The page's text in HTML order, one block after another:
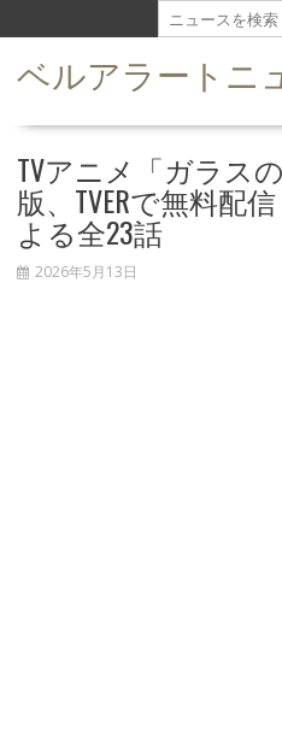
k
ベルアラートニ
TVアニメ「ガラス
版、TVERで無料
よる全23話
2026年5月13日